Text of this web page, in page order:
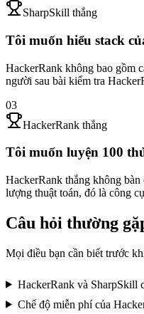
SharpSkill thắng
Tôi muốn hiểu stack
HackerRank không bao gồm
người sau bài kiểm tra
03
HackerRank thắng
Tôi muốn luyện 100
HackerRank thắng không
lượng thuật toán, đó là công
Câu hỏi thường
Mọi điều bạn cần biết trước
HackerRank và SharpSkill
Chế độ miễn phí của